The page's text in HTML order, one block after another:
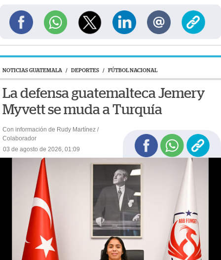
NOTICIAS GUATEMALA / DEPORTES / FÚTBOL NACIONAL
La defensa guatemalteca Jemery
Myvett se muda a Turquía
Con información de Rudy Martínez /
Colaborador
03 de agosto de 2026, 01:09